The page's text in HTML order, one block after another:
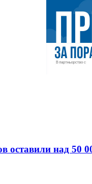
оставили над 50